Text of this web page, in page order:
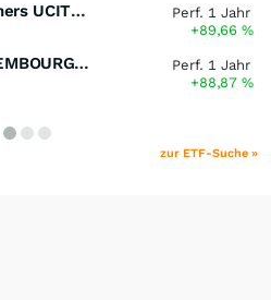
iShares Copper Miners UCITS ETF
Perf. 1 Jahr
+89,66%
MULTI UNITS LUXEMBOURG - Lyxor MSCI Semiconductors ESG Filtered
Perf. 1 Jahr
+88,87%
zur ETF-Suche »